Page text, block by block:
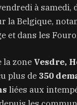
à samedi,
la Belgique,
et dans les
la zone Vesdre,
plus de 350
liées aux